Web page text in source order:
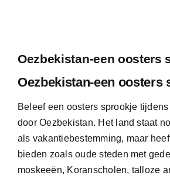
Oezbekistan-een oosters
Oezbekistan-een oosters
Beleef een oosters sprookje
door Oezbekistan. Het land staat
als vakantiebestemming, maar
bieden zoals oude steden met
moskeeën, Koranscholen, talloze